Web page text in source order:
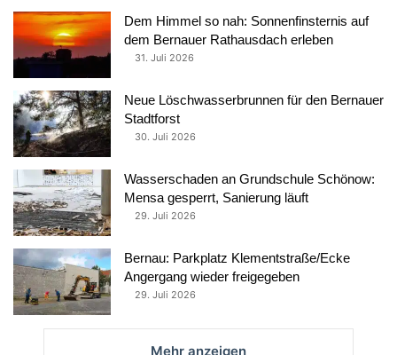
Dem Himmel so nah: Sonnenfinsternis auf
dem Bernauer Rathausdach erleben
31. Juli 2026
Neue Löschwasserbrunnen für den Bernauer
Stadtforst
30. Juli 2026
Wasserschaden an Grundschule Schönow:
Mensa gesperrt, Sanierung läuft
29. Juli 2026
Bernau: Parkplatz Klementstraße/Ecke
Angergang wieder freigegeben
29. Juli 2026
Mehr anzeigen